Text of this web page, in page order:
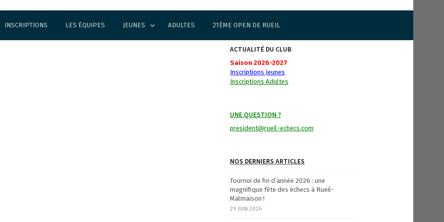
INSCRIPTIONS LES ÉQUIPES JEUNES ADULTES 21ÈME OPEN DE RUEIL
ACTUALITÉ DU CLUB
Saison 2026-2027
Inscriptions Jeunes
Inscriptions Adultes
UNE QUESTION ?
president@rueil-echecs.com
NOS DERNIERS ARTICLES
Tournoi de fin d’année 2026 : une
magnifique fête des échecs à Rueil-
Malmaison !
29 JUIN 2026